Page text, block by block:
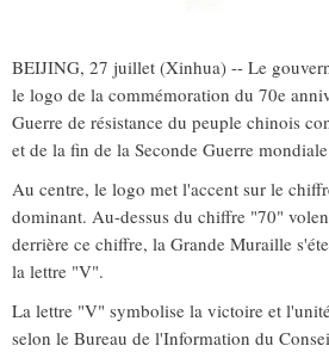
BEIJING, 27 juillet (Xinhua) -- Le
le logo de la commémoration du 70e
Guerre de résistance du peuple chinois
et de la fin de la Seconde Guerre
Au centre, le logo met l'accent sur le
dominant. Au-dessus du chiffre "70"
derrière ce chiffre, la Grande Muraille
la lettre "V".
La lettre "V" symbolise la victoire et
selon le Bureau de l'Information du